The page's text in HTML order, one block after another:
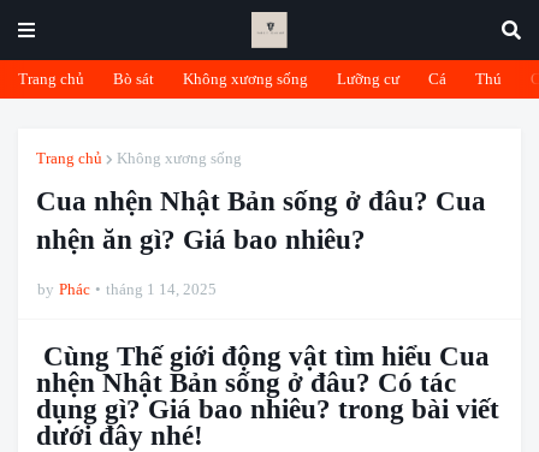
Trang chủ Bò sát Không xương sống Lưỡng cư Cá Thú
Trang chủ Không xương sống
Cua nhện Nhật Bản sống ở đâu? Cua
nhện ăn gì? Giá bao nhiêu?
by Phác tháng 1 14, 2025
Cùng Thế giới động vật tìm hiểu Cua
nhện Nhật Bản sống ở đâu? Có tác
dụng gì? Giá bao nhiêu? trong bài viết
dưới đây nhé!